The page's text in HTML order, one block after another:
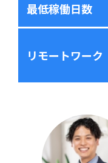
最低稼働日数
リモートワーク